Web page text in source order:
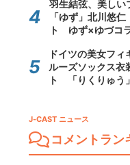
羽生結弦、美しい
「ゆず」北川悠
ト ゆず×ゆづコ
ドイツの美女フ
ルーズソックス衣
ト 「りくりゅう
J-CAST ニュース
コメントラン